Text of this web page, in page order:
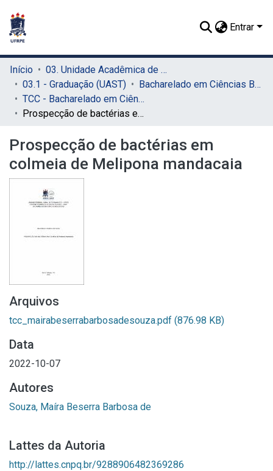
Entrar
Início
03. Unidade Acadêmica de Serra Talhada (UAST)
03.1 - Graduação (UAST)
Bacharelado em Ciências Biológicas (UAST)
TCC - Bacharelado em Ciências Biológicas (UAST)
Prospecção de bactérias em colmeia de Melipona mandacaia
Prospecção de bactérias em
colmeia de Melipona mandacaia
Arquivos
tcc_mairabeserrabarbosadesouza.pdf (876.98 KB)
Data
2022-10-07
Autores
Souza, Maíra Beserra Barbosa de
Lattes da Autoria
http://lattes.cnpq.br/9288906482369286